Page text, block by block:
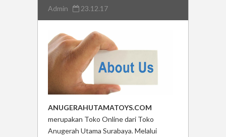
Admin 23.12.17
ANUGERAHUTAMATOYS.COM
merupakan Toko Online dari Toko
Anugerah Utama Surabaya. Melalui